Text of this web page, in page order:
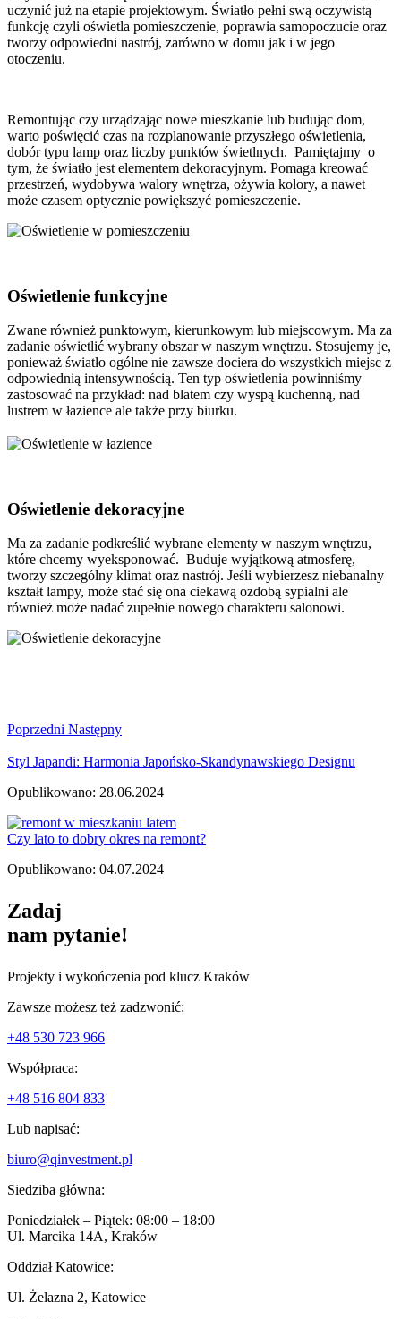
uczynić już na etapie projektowym. Światło pełni swą oczywistą
funkcję czyli oświetla pomieszczenie, poprawia samopoczucie oraz
tworzy odpowiedni nastrój, zarówno w domu jak i w jego
otoczeniu.
Remontując czy urządzając nowe mieszkanie lub budując dom,
warto poświęcić czas na rozplanowanie przyszłego oświetlenia,
dobór typu lamp oraz liczby punktów świetlnych. Pamiętajmy o
tym, że światło jest elementem dekoracyjnym. Pomaga kreować
przestrzeń, wydobywa walory wnętrza, ożywia kolory, a nawet
może czasem optycznie powiększyć pomieszczenie.
Oświetlenie funkcyjne
Zwane również punktowym, kierunkowym lub miejscowym. Ma za
zadanie oświetlić wybrany obszar w naszym wnętrzu. Stosujemy je,
ponieważ światło ogólne nie zawsze dociera do wszystkich miejsc z
odpowiednią intensywnością. Ten typ oświetlenia powinniśmy
zastosować na przykład: nad blatem czy wyspą kuchenną, nad
lustrem w łazience ale także przy biurku.
Oświetlenie dekoracyjne
Ma za zadanie podkreślić wybrane elementy w naszym wnętrzu,
które chcemy wyeksponować. Buduje wyjątkową atmosferę,
tworzy szczególny klimat oraz nastrój. Jeśli wybierzesz niebanalny
kształt lampy, może stać się ona ciekawą ozdobą sypialni ale
również może nadać zupełnie nowego charakteru salonowi.
Poprzedni Następny
Styl Japandi: Harmonia Japońsko-Skandynawskiego Designu
Opublikowano: 28.06.2024
Czy lato to dobry okres na remont?
Opublikowano: 04.07.2024
Zadaj
nam pytanie!
Projekty i wykończenia pod klucz Kraków
Zawsze możesz też zadzwonić:
+48 530 723 966
Współpraca:
+48 516 804 833
Lub napisać:
biuro@qinvestment.pl
Siedziba główna:
Poniedziałek – Piątek: 08:00 – 18:00
Ul. Marcika 14A, Kraków
Oddział Katowice:
Ul. Żelazna 2, Katowice